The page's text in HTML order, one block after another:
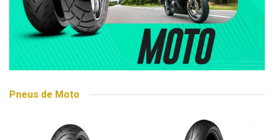
Pneus de Moto